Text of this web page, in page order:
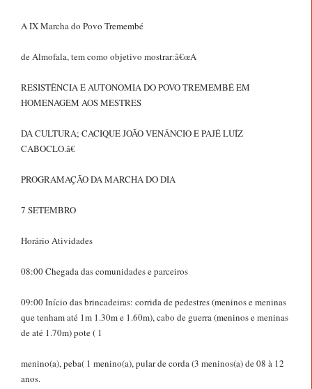
A IX Marcha do Povo Tremembé
de Almofala, tem como objetivo mostrar:â€œA
RESISTÊNCIA E AUTONOMIA DO POVO TREMEMBÉ EM
HOMENAGEM AOS MESTRES
DA CULTURA; CACIQUE JOÃO VENÂNCIO E PAJÉ LUÍZ
CABOCLO.â€
PROGRAMAÇÃO DA MARCHA DO DIA
7 SETEMBRO
Horário Atividades
08:00 Chegada das comunidades e parceiros
09:00 Início das brincadeiras: corrida de pedestres (meninos e meninas
que tenham até 1m 1.30m e 1.60m), cabo de guerra (meninos e meninas
de até 1.70m) pote ( 1
menino(a), peba( 1 menino(a), pular de corda (3 meninos(a) de 08 à 12
anos.